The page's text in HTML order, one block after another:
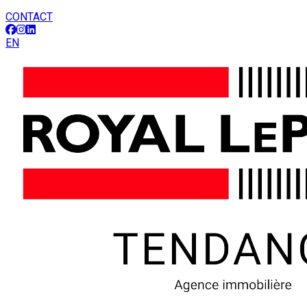
CONTACT
EN